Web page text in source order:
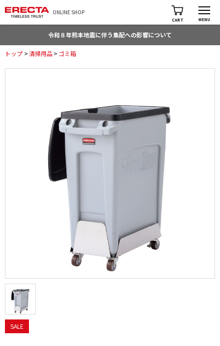
ONLINE SHOP
CART MENU
令和８年熊本地震に伴う集配への影響について
トップ >清掃用品> ゴミ箱
SALE